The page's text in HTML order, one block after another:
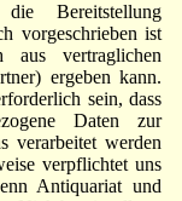
Bereitstellung
vorgeschrieben ist
aus vertraglichen
ergeben kann.
sein, dass
Daten zur
verarbeitet werden
verpflichtet uns
Antiquariat und